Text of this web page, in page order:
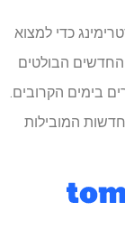
כדי למצוא
הבולטים
בימים הקרובים.
המובילות